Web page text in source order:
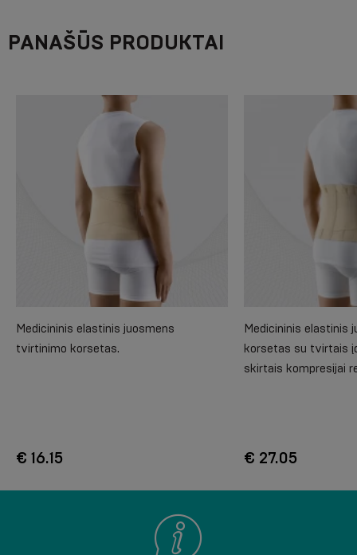
PANAŠŪS PRODUKTAI
Medicininis elastinis juosmens
tvirtinimo korsetas.
€ 16.15
Medicininis elastinis
korsetas su tvirtais
skirtais kompresijai
€ 27.05